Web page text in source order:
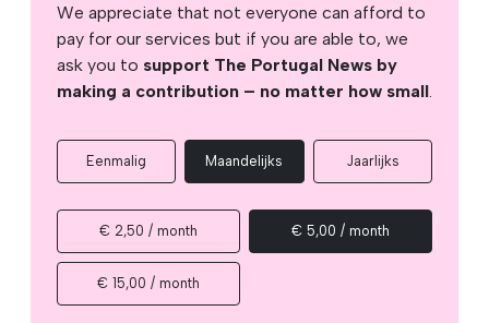
We appreciate that not everyone can afford to
pay for our services but if you are able to, we
ask you to support The Portugal News by
making a contribution – no matter how small.
Eenmalig Maandelijks Jaarlijks
€ 2,50 / month € 5,00 / month
€ 15,00 / month